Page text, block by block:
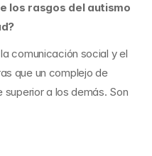
los rasgos del autismo
comunicación social y el
que un complejo de
a los demás. Son